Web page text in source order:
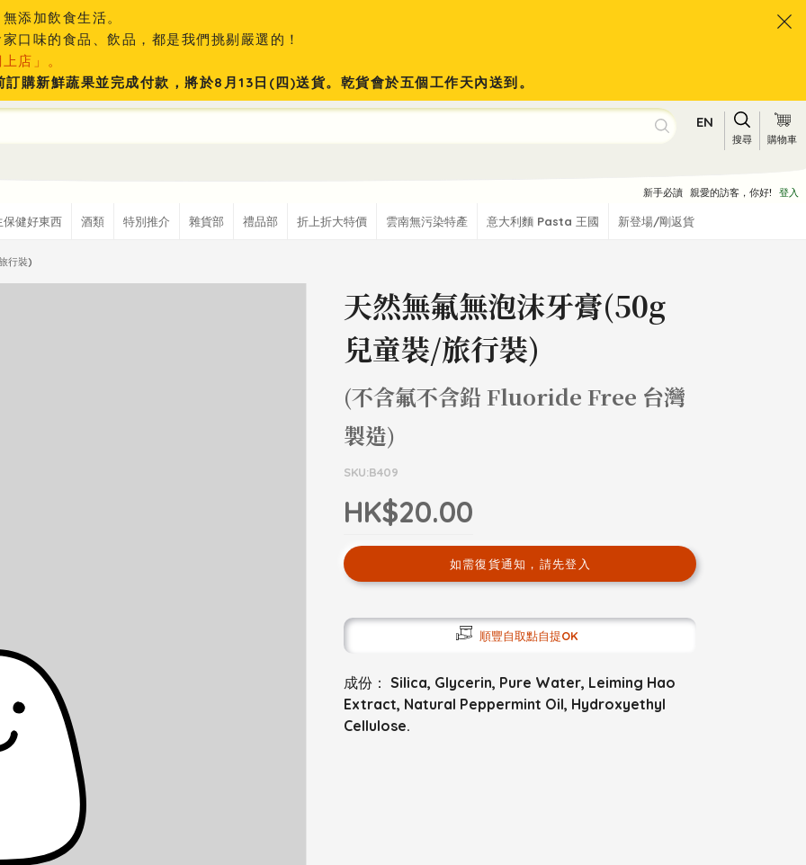
添加飲食生活。
口味的食品、飲品，都是我們挑剔嚴選的！
店」。
購新鮮蔬果並完成付款，將於8月13日(四)送貨。乾貨會於五個工作天內送到。
EN
搜尋 購物車
新手必讀 親愛的訪客，你好! 登入
保健好東西 酒類 特別推介 雜貨部 禮品部 折上折大特價 雲南無污染特產 意大利麵 Pasta 王國 新登場/剛返貨
行裝)
天然無氟無泡沫牙膏(50g
兒童裝/旅行裝)
(不含氟不含鉛 Fluoride Free 台灣
製造)
SKU:B409
HK$20.00
如需復貨通知，請先登入
順豐自取點自提OK
成份： Silica, Glycerin, Pure Water, Leiming Hao
Extract, Natural Peppermint Oil, Hydroxyethyl
Cellulose.